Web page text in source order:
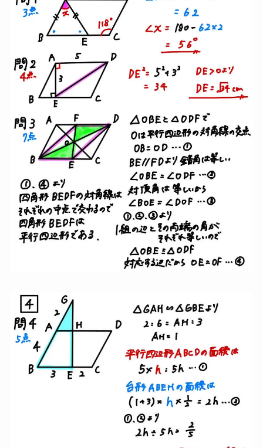
大問４（平面図形）
大問４は１９点満点 です。